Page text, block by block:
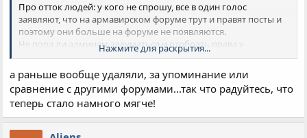
Про отток людей: у кого не спрошу, все в один голос
заявляют, что на армавирском форуме трут и правят посты и
поэтому они больше на форуме не появляются.
Не пора ли админам задуматься и отобрать права у
некоторых править чужие посты в угоду собственным
Нажмите для раскрытия...
а раньше вообще удаляли, за упоминание или
сравнение с другими форумами...так что радуйтесь, что
теперь стало намного мягче!